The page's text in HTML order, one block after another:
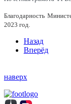
Благодарность
2023 год.
Назад
Вперёд
наверх